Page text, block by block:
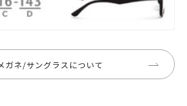
ガネ/サングラスについて